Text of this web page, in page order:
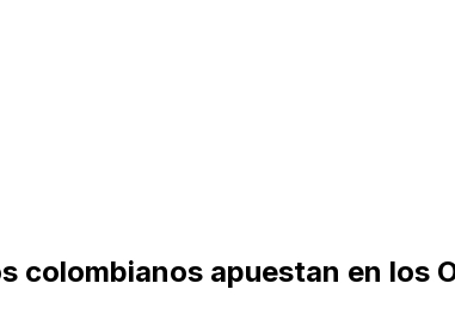
colombianos apuestan en los